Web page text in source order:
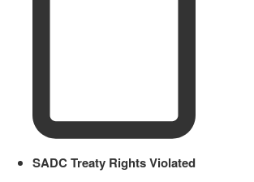
SADC Treaty Rights Violated